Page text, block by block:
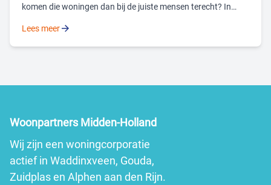
komen die woningen dan bij de juiste mensen terecht? In
Holland deze vraagstukken samen op. Door nieuwbouw of
Lees meer
Woonpartners Midden-Holland
Wij zijn een woningcorporatie
actief in Waddinxveen, Gouda,
Zuidplas en Alphen aan den Rijn.